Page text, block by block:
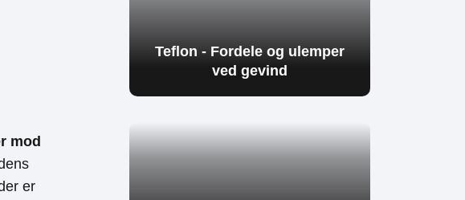
mod
er
Teflon - Fordele og ulemper
ved gevind